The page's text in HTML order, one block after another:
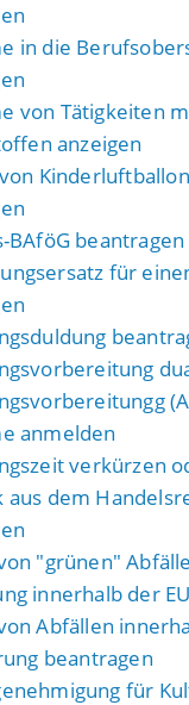
in die
von Tätigkeiten
anzeigen
BAföG beantragen
für
anmelden
verkürzen
aus dem
"grünen"
innerhalb der
Abfällen
beantragen
für